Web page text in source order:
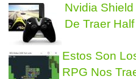
Nvidia
De Traer
Estos Son
RPG Nos